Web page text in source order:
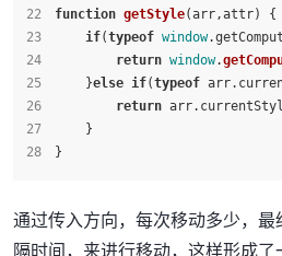
function getStyle(arr,attr) {
if(typeof window.
return window.
    }
else if(typeof arr.
return arr.
    }
}
通过传入方向，每次移动多少，
隔时间，来进行移动，这样形成了